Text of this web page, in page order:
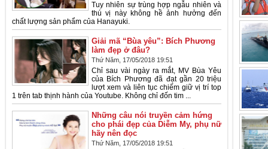
Tuy nhiên sự trùng hợp ngẫu nhiên và
thú vị này không hề ảnh hưởng đến
chất lượng sản phẩm của Hanayuki.
Giải mã “Bùa yêu”: Bích Phương
làm đẹp ở đâu?
Thứ Năm, 17/05/2018 19:51
Chỉ sau vài ngày ra mắt, MV Bùa Yêu
của Bích Phương đã đạt gần 20 triệu
lượt xem và liên tục chiếm giữ vị trí top
1 trên tab thịnh hành của Youtube. Không chỉ đốn tim ...
Những câu nói truyền cảm hứng
cho phái đẹp của Diễm My, phụ nữ
hãy nên đọc
Thứ Năm, 17/05/2018 19:51